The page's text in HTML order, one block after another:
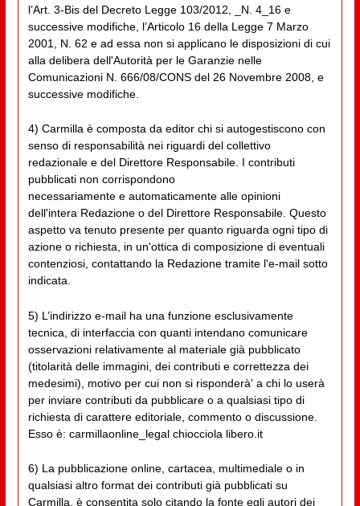
l’Art. 3-Bis del Decreto Legge 103/2012, _N. 4_16 e
successive modifiche, l’Articolo 16 della Legge 7 Marzo
2001, N. 62 e ad essa non si applicano le disposizioni di cui
alla delibera dell'Autorità per le Garanzie nelle
Comunicazioni N. 666/08/CONS del 26 Novembre 2008, e
successive modifiche.
4) Carmilla è composta da editor chi si autogestiscono con
senso di responsabilità nei riguardi del collettivo
redazionale e del Direttore Responsabile. I contributi
pubblicati non corrispondono
necessariamente e automaticamente alle opinioni
dell'intera Redazione o del Direttore Responsabile. Questo
aspetto va tenuto presente per quanto riguarda ogni tipo di
azione o richiesta, in un'ottica di composizione di eventuali
contenziosi, contattando la Redazione tramite l'e-mail sotto
indicata.
5) L’indirizzo e-mail ha una funzione esclusivamente
tecnica, di interfaccia con quanti intendano comunicare
osservazioni relativamente al materiale già pubblicato
(titolarità delle immagini, dei contributi e correttezza dei
medesimi), motivo per cui non si risponderà' a chi lo userà
per inviare contributi da pubblicare o a qualsiasi tipo di
richiesta di carattere editoriale, commento o discussione.
Esso è: carmillaonline_legal chiocciola libero.it
6) La pubblicazione online, cartacea, multimediale o in
qualsiasi altro format dei contributi già pubblicati su
Carmilla, è consentita solo citando la fonte egli autori dei